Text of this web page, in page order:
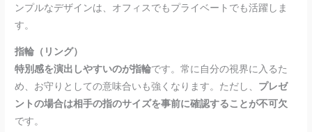
ンプルなデザインは、オフィスでもプライベートでも活躍しま
す。
指輪（リング）
特別感を演出しやすいのが指輪です。常に自分の視界に入るた
め、お守りとしての意味合いも強くなります。ただし、 プレゼ
ントの場合は相手の指のサイズを事前に確認することが不可欠
です。